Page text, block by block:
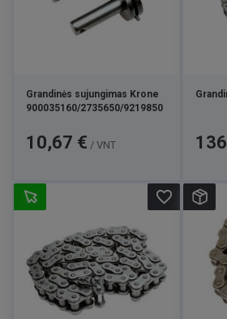
Grandinės sujungimas Krone
900035160/2735650/9219850
Kaina
10,67 € / VNT
Kaina
favorite_border